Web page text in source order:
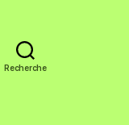
Recherche